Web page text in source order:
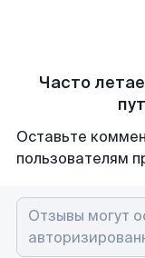
Часто
Оставьте
пользователям